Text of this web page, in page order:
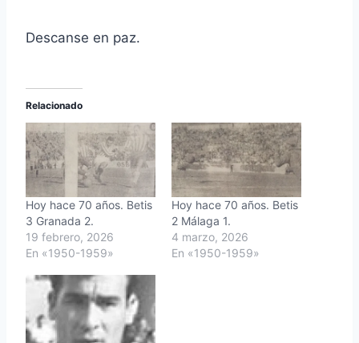
Descanse en paz.
Relacionado
Hoy hace 70 años. Betis
3 Granada 2.
19 febrero, 2026
En «1950-1959»
Hoy hace 70 años. Betis
2 Málaga 1.
4 marzo, 2026
En «1950-1959»